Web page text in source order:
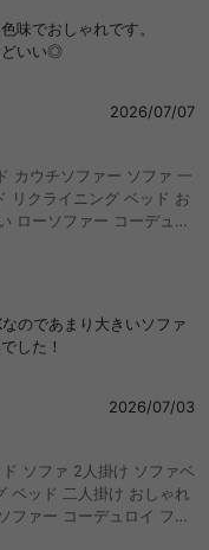
味でおしゃれです。
どいい◎
2026/07/07
カウチソファー ソファ 一
リクライニング ベッド お
ローソファー コーデュロ
寝
のであまり大きいソファ
した！
2026/07/03
ソファ 2人掛け ソファベ
ベッド 二人掛け おしゃれ
ファー コーデュロイ フロ